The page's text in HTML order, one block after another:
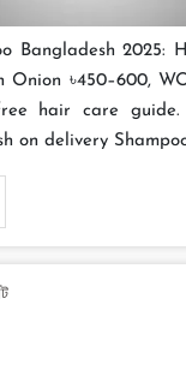
Bangladesh 2025:
Onion ৳450–600,
hair care guide.
on delivery